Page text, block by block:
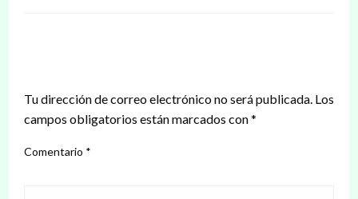
Tu dirección de correo electrónico no será publicada. Los
campos obligatorios están marcados con*
Comentario *